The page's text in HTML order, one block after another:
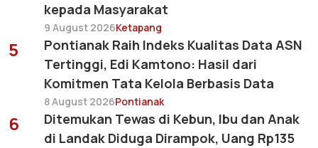
kepada Masyarakat
9 August 2026Ketapang
5
Pontianak Raih Indeks Kualitas Data ASN
Tertinggi, Edi Kamtono: Hasil dari
Komitmen Tata Kelola Berbasis Data
8 August 2026Pontianak
6
Ditemukan Tewas di Kebun, Ibu dan Anak
di Landak Diduga Dirampok, Uang Rp135